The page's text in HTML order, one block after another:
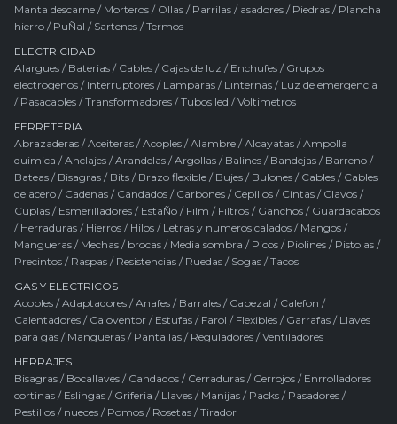
Manta descarne / Morteros / Ollas / Parrilas / asadores / Piedras / Plancha
hierro / PuÑal / Sartenes /Termos
ELECTRICIDAD
Alargues / Baterias / Cables / Cajas de luz / Enchufes / Grupos
electrogenos / Interruptores / Lamparas / Linternas / Luz de emergencia
/ Pasacables /Transformadores /Tubos led /Voltimetros
FERRETERIA
Abrazaderas /Aceiteras /Acoples /Alambre /Alcayatas /Ampolla
quimica /Anclajes /Arandelas /Argollas / Balines / Bandejas / Barreno /
Bateas / Bisagras / Bits / Brazo flexible / Bujes / Bulones / Cables / Cables
de acero / Cadenas / Candados / Carbones / Cepillos / Cintas / Clavos /
Cuplas / Esmerilladores / EstaÑo / Film / Filtros / Ganchos / Guardacabos
/ Herraduras / Hierros / Hilos / Letras y numeros calados / Mangos /
Mangueras / Mechas / brocas / Media sombra / Picos / Piolines / Pistolas /
Precintos / Raspas / Resistencias / Ruedas / Sogas /Tacos
GAS Y ELECTRICOS
Acoples /Adaptadores /Anafes / Barrales / Cabezal / Calefon /
Calentadores / Caloventor / Estufas / Farol / Flexibles / Garrafas / Llaves
para gas / Mangueras / Pantallas / Reguladores /Ventiladores
HERRAJES
Bisagras / Bocallaves / Candados / Cerraduras / Cerrojos / Enrrolladores
cortinas / Eslingas / Griferia / Llaves / Manijas / Packs / Pasadores /
Pestillos / nueces / Pomos / Rosetas /Tirador